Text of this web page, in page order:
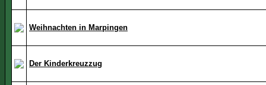
Weihnachten in Marpingen
Der Kinderkreuzzug